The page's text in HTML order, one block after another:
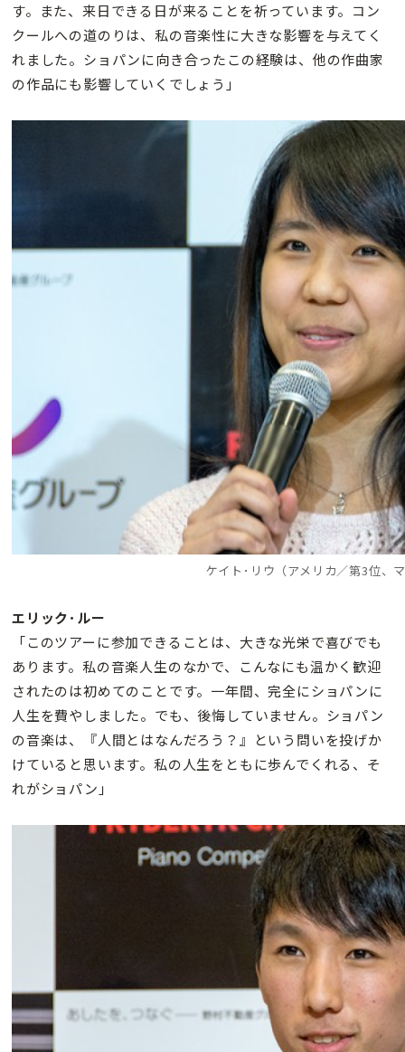
す。また、来日できる日が来ることを祈っています。コン
クールへの道のりは、私の音楽性に大きな影響を与えてく
れました。ショパンに向き合ったこの経験は、他の作曲家
の作品にも影響していくでしょう」
ケイト･リウ（アメリカ／第3位、
エリック･ルー
「このツアーに参加できることは、大きな光栄で喜びでも
あります。私の音楽人生のなかで、こんなにも温かく歓迎
されたのは初めてのことです。一年間、完全にショパンに
人生を費やしました。でも、後悔していません。ショパン
の音楽は、『人間とはなんだろう？』という問いを投げか
けていると思います。私の人生をともに歩んでくれる、そ
れがショパン」